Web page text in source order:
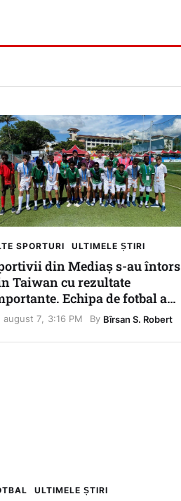
SPORTURI ULTIMELE ȘTIRI
din Mediaș s-au întors
Taiwan cu rezultate
Echipa de fotbal a
până în semifinalele
august 7, 3:16 PM By Bîrsan S. Robert
ULTIMELE ȘTIRI